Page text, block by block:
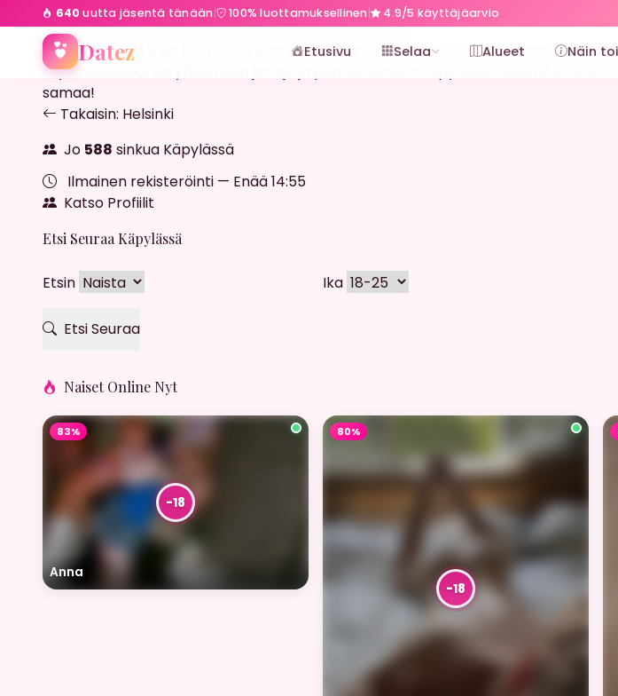
640 uutta jäsentä tänään| 100% luottamuksellinen| 4.9/5 käyttäjäarvio
Datez Etusivu Selaa Alueet Näin
EtusivuHelsinkiKäpylä
Streffit Helsinki Käpylä - Rentoa Seuraa Käpylässä
Löydä seksiseuraa, yhden illan juttuja ja panokavereita Käpylässä, Helsinki.
samaa!
Takaisin: Helsinki
Jo 588 sinkua Käpylässä
Ilmainen rekisteröinti — Enää14:53
Katso Profiilit
Etsi Seuraa Käpylässä
Etsin Ika
Etsi Seuraa
Naiset Online Nyt
Anna
83% 80%